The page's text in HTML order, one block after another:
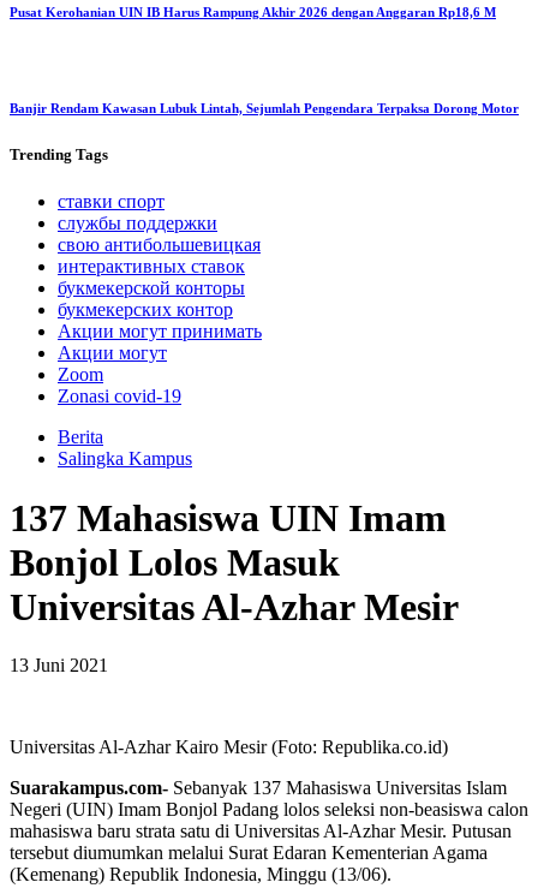
Pusat Kerohanian UIN IB Harus Rampung Akhir 2026 dengan Anggaran Rp18,6 M
Banjir Rendam Kawasan Lubuk Lintah, Sejumlah Pengendara Terpaksa Dorong Motor
Trending Tags
ставки спорт
службы поддержки
свою антибольшевицкая
интерактивных ставок
букмекерской конторы
букмекерских контор
Акции могут принимать
Акции могут
Zoom
Zonasi covid-19
Berita
Salingka Kampus
137 Mahasiswa UIN Imam
Bonjol Lolos Masuk
Universitas Al-Azhar Mesir
13 Juni 2021
Universitas Al-Azhar Kairo Mesir (Foto: Republika.co.id)
Suarakampus.com- Sebanyak 137 Mahasiswa Universitas Islam
Negeri (UIN) Imam Bonjol Padang lolos seleksi non-beasiswa calon
mahasiswa baru strata satu di Universitas Al-Azhar Mesir. Putusan
tersebut diumumkan melalui Surat Edaran Kementerian Agama
(Kemenang) Republik Indonesia, Minggu (13/06).